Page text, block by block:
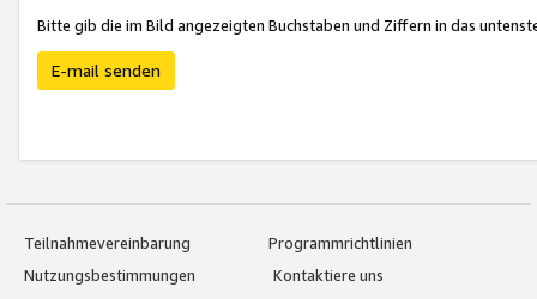
Bitte gib die im Bild angezeigten Buchstaben und Ziffern in das
E-mail senden
Teilnahmevereinbarung
Programmrichtlinien
Nutzungsbestimmungen
Kontaktiere uns